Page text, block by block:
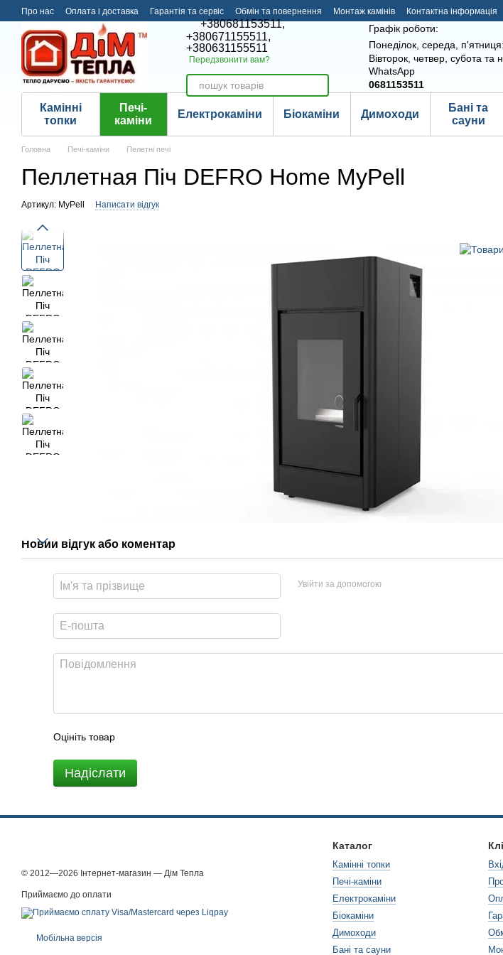
Перейти до основного контенту
Про нас Оплата і доставка Гарантія та сервіс Обмін та повернення Монтаж камінів Контактна інформація
+380681153511,
+380671155511,
+380631155511
Передзвонити вам?
Графік роботи:
Понеділок, середа,
Вівторок, четвер, субота
WhatsApp
0681153511
Камінні
топки
Печі-
каміни
Електрокаміни Біокаміни Димоходи
Бані та
сауни
Головна Печі-каміни Пелетні печі
Пеллетная Піч DEFRO Home MyPell
Артикул: MyPell Написати відгук
Новий відгук або коментар
Увійти за допомогою
Оцініть товар
Надіслати
© 2012—2026 Інтернет-магазин — Дім Тепла
Приймаємо до оплати
Мобільна версія
Каталог
Камінні топки
Печі-каміни
Електрокаміни
Біокаміни
Димоходи
Бані та сауни